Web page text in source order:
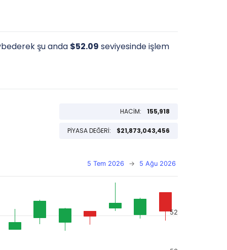
şu anda $52.09 seviyesinde işlem
HACİM: 155,918
PİYASA DEĞERİ: $21,873,043,456
5 Tem 2026 → 5 Ağu 2026
52